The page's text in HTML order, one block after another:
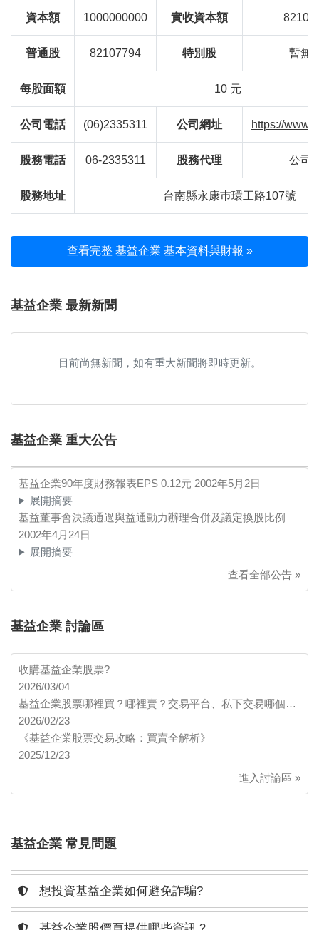
資本額 1000000000 實收資本額
普通股 82107794 特別股 暫無
每股面額 10 元
公司電話 (06)2335311 公司網址 https://
股務電話 06-2335311 股務代理 公司
股務地址 台南縣永康巿環工路107號
查看完整 基益企業 基本資料與財報 »
基益企業 最新新聞
目前尚無新聞，如有重大新聞將即時更新。
基益企業 重大公告
基益企業90年度財務報表EPS 0.12元 2002年5月2日
展開摘要
基益董事會決議通過與益通動力辦理合併及議定換股比例
2002年4月24日
展開摘要
查看全部公告 »
基益企業 討論區
收購基益企業股票?
2026/03/04
基益企業股票哪裡買？哪裡賣？交易平台、私下交易哪個…
2026/02/23
《基益企業股票交易攻略：買賣全解析》
2025/12/23
進入討論區 »
基益企業 常見問題
想投資基益企業如何避免詐騙?